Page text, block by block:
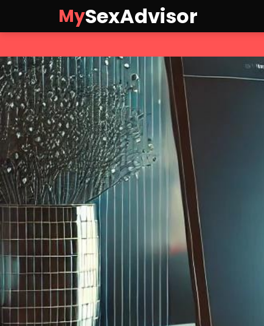
MySexAdvisor